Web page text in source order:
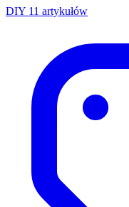
DIY 11 artykułów